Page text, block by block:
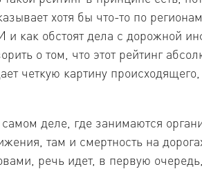
хотя бы что-то по
и как обстоят дела с дорожной
о том, что этот рейтинг
четкую картину
деле, где занимаются
там и смертность на
речь идет, в первую